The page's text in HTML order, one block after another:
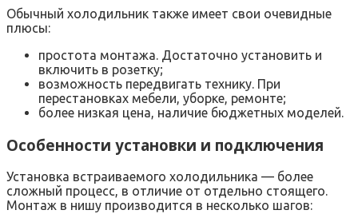
Обычный холодильник также имеет свои очевидные
плюсы:
простота монтажа. Достаточно установить и
включить в розетку;
возможность передвигать технику. При
перестановках мебели, уборке, ремонте;
более низкая цена, наличие бюджетных моделей.
Особенности установки и подключения
Установка встраиваемого холодильника — более
сложный процесс, в отличие от отдельно стоящего.
Монтаж в нишу производится в несколько шагов: